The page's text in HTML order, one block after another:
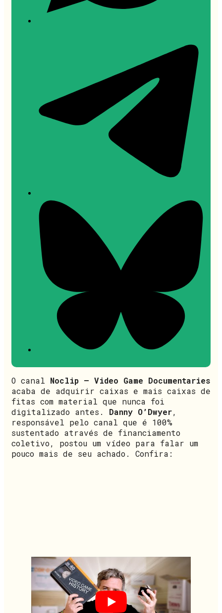
O canal Noclip – Video Game Documentaries
acaba de adquirir caixas e mais caixas de
fitas com material que nunca foi
digitalizado antes. Danny O’Dwyer,
responsável pelo canal que é 100%
sustentado através de financiamento
coletivo, postou um vídeo para falar um
pouco mais de seu achado. Confira: